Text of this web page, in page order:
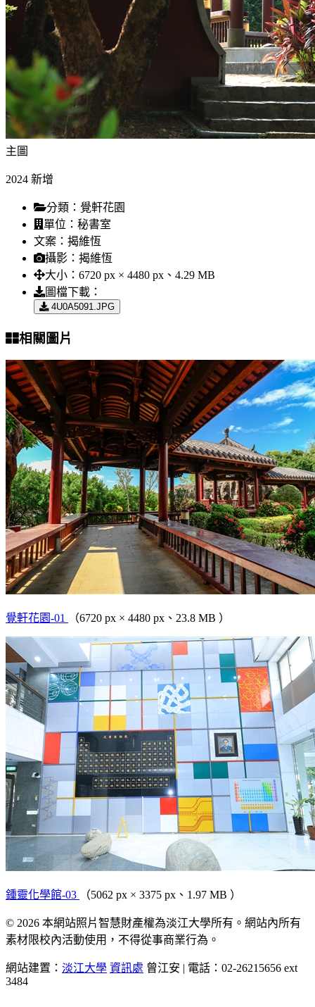
主圖
2024 新增
分類： 覺軒花園
單位： 秘書室
文案： 揭維恆
攝影： 揭維恆
大小： 6720 px × 4480 px、4.29 MB
圖檔下載：
4U0A5091.JPG
相關圖片
覺軒花園-01 （6720 px × 4480 px、23.8 MB ）
鍾靈化學館-03 （5062 px × 3375 px、1.97 MB ）
© 2026 本網站照片智慧財產權為淡江大學所有。網站內所有
素材限校內活動使用，不得從事商業行為。
網站建置： 淡江大學 資訊處 曾江安 | 電話：02-26215656 ext
3484